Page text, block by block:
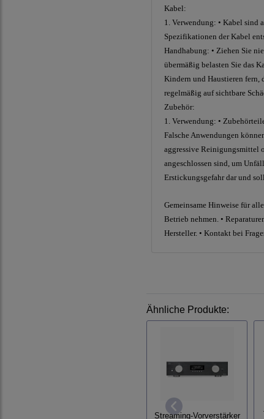
Kabel:
1. Verwendung: • Kabel sind
Spezifikationen der Kabel
Handhabung: • Ziehen Sie
übermäßig belasten Sie das
Kindern und Haustieren fern,
regelmäßig auf sichtbare
Zubehör:
1. Verwendung: •
Falsche Anwendungen
aggressive Reinigungsmittel
angeschlossen sind, um
Erstickungsgefahr dar und
Gemeinsame Hinweise für
Betrieb nehmen. •
Hersteller. • Kontakt bei
Ähnliche Produkte:
Streaming-Vorverstärker